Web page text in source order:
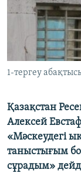
Басқа
1-тергеу
Қазақстан
Алексей
«Мәскеудегі
таныстығым
сұрадым»